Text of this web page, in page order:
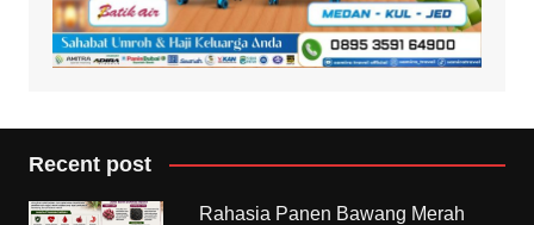
Recent post
Rahasia Panen Bawang Merah